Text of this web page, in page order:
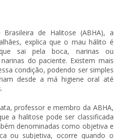
de Halitose (ABHA), a
explica que o mau hálito é
sai pela boca, narinas ou
do paciente. Existem mais
condição, podendo ser simples
desde a má higiene oral até
professor e membro da ABHA,
a halitose pode ser classificada
denominadas como objetiva e
ou subjetiva, ocorre quando o